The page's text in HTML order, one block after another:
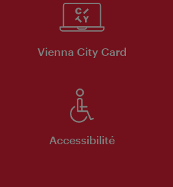
Vienna City Card
Accessibilité